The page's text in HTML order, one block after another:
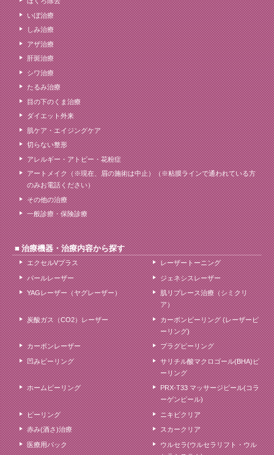
いぼ治療
しみ治療
アザ治療
肝斑治療
シワ治療
たるみ治療
目の下のくま治療
ダイエット外来
肌ケア・エイジングケア
切らない整形
アレルギー・アトピー・花粉症
アートメイク（※現在、眉の施術は中止）（※粘膜ラインで通われている方
のみお電話ください）
その他の治療
一般診療・保険診療
治療機器・治療内容から探す
エクセルVプラス レーザートーニング
パールレーザー ジェネシスレーザー
YAGレーザー（ヤグレーザー）
肌リプレース治療（シミクリ
ア）
炭酸ガス（CO2）レーザー
カーボンピーリング (レーザーピ
ーリング)
カーボンレーザー プラグピーリング
凹みピーリング
サリチル酸マクロゴール(BHA)ピ
ーリング
ホームピーリング
PRX-T33 マッサージピール(コラ
ーゲンピール)
ピーリング ニキビクリア
赤み(酒さ)治療 スカークリア
医療用パック
ウルセラ(ウルセラリフト・ウル